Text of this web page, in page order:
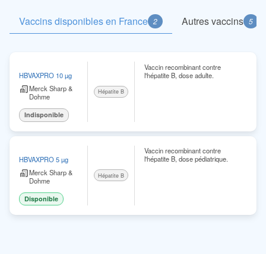
Vaccins disponibles en France 2 Autres vaccins 5
HBVAXPRO 10 µg
Merck Sharp &
Dohme
Indisponible
Hépatite B
Vaccin recombinant contre
l'hépatite B, dose adulte.
HBVAXPRO 5 µg
Merck Sharp &
Dohme
Disponible
Hépatite B
Vaccin recombinant contre
l'hépatite B, dose pédiatrique.